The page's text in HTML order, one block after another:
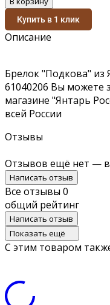
Купить в 1 клик
Описание
Брелок "Подкова" из
61040206 Вы можете
магазине "Янтарь
всей России
Отзывы
Отзывов ещё нет —
Написать отзыв
Все отзывы 0
общий рейтинг
Написать отзыв
Показать ещё
С этим товаром